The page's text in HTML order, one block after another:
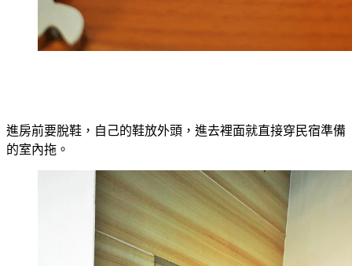
進房前要脫鞋，自己的鞋放外頭，進去裡面就直接穿民宿準備
的室內拖。